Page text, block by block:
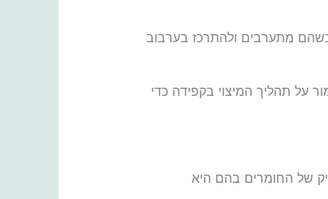
מתערבים ולהתרכז בערבוב
על תהליך המיצוי בקפידה כדי
של החומרים בהם היא